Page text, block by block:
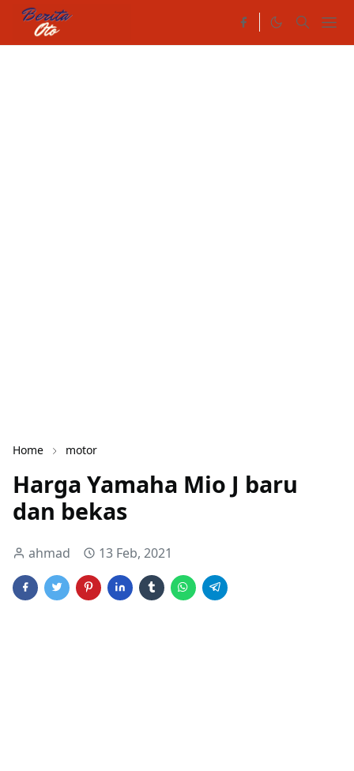
Home motor
Harga Yamaha Mio J baru
dan bekas
ahmad 13 Feb, 2021